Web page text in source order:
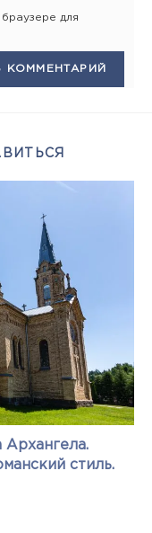
для
Архангела.
стиль.